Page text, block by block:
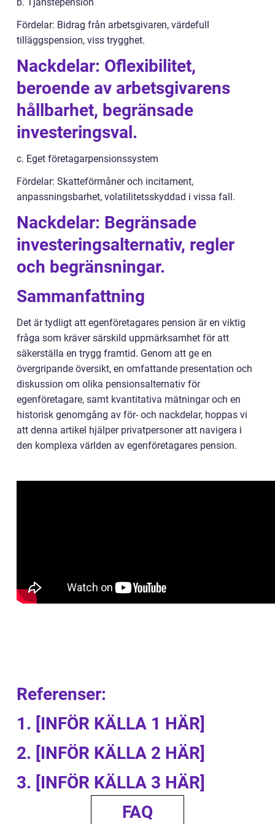
Fördelar: Bidrag från arbetsgivaren, värdefull
tilläggspension, viss trygghet.
Nackdelar: Oflexibilitet,
beroende av arbetsgivarens
hållbarhet, begränsade
investeringsval.
c. Eget företagarpensionssystem
Fördelar: Skatteförmåner och incitament,
anpassningsbarhet, volatilitetsskyddad i vissa fall.
Nackdelar: Begränsade
investeringsalternativ, regler
och begränsningar.
Sammanfattning
Det är tydligt att egenföretagares pension är en viktig
fråga som kräver särskild uppmärksamhet för att
säkerställa en trygg framtid. Genom att ge en
övergripande översikt, en omfattande presentation och
diskussion om olika pensionsalternativ för
egenföretagare, samt kvantitativa mätningar och en
historisk genomgång av för- och nackdelar, hoppas vi
att denna artikel hjälper privatpersoner att navigera i
den komplexa världen av egenföretagares pension.
Referenser:
1. [INFÖR KÄLLA 1 HÄR]
2. [INFÖR KÄLLA 2 HÄR]
3. [INFÖR KÄLLA 3 HÄR]
FAQ